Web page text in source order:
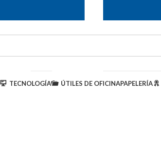
TECNOLOGÍA ÚTILES DE OFICINAPAPELERÍA